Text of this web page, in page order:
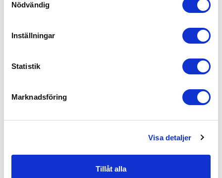
Nödvändig
Inställningar
Statistik
Marknadsföring
Visa detaljer
Tillåt alla
2